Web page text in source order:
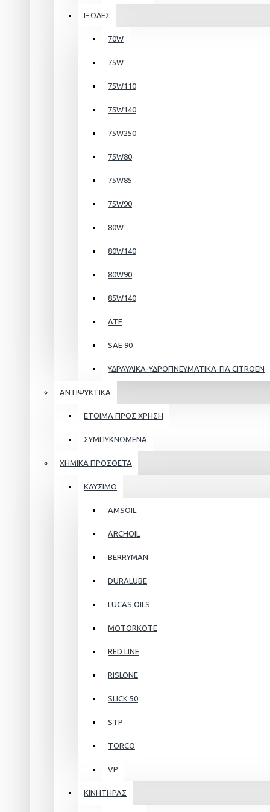
ΙΞΩΔΕΣ
70W
75W
75W110
75W140
75W250
75W80
75W85
75W90
80W
80W140
80W90
85W140
ATF
SAE 90
ΥΔΡΑΥΛΙΚΑ-ΥΔΡΟΠΝΕΥΜΑΤΙΚΑ-ΓΙΑ CITROEN
ΑΝΤΙΨΥΚΤΙΚΑ
ΕΤΟΙΜΑ ΠΡΟΣ ΧΡΗΣΗ
ΣΥΜΠΥΚΝΩΜΕΝΑ
ΧΗΜΙΚΑ ΠΡΟΣΘΕΤΑ
ΚΑΥΣΙΜΟ
AMSOIL
ARCHOIL
BERRYMAN
DURALUBE
LUCAS OILS
MOTORKOTE
RED LINE
RISLONE
SLICK 50
STP
TORCO
VP
ΚΙΝΗΤΗΡΑΣ